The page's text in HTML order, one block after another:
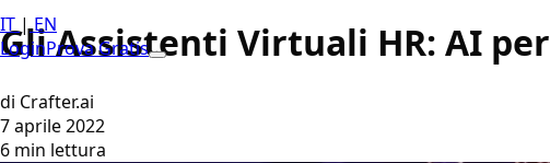
IT |EN
LoginProva Gratis
Gli Assistenti Virtuali HR: AI
di Crafter.ai
7 aprile 2022
6 min lettura